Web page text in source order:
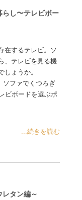
らし〜テレビボー
在するテレビ。ソ
、テレビを見る機
しょうか。
ソファでくつろぎ
ビボードを選ぶポ
...続きを読む
タン編～